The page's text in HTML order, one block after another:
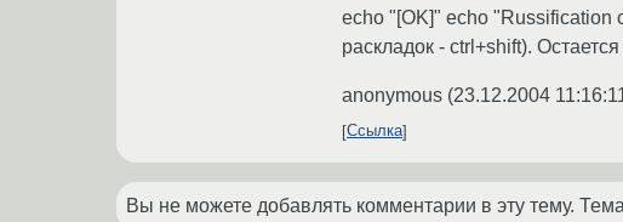
echo "[OK]" echo "Russification
раскладок - ctrl+shift).
anonymous (23.12.2004
Ссылка
Вы не можете добавлять комментарии в эту тему.